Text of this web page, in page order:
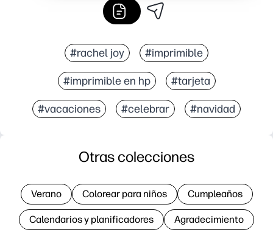
#rachel joy #imprimible
#imprimible en hp #tarjeta
#vacaciones #celebrar #navidad
Otras colecciones
Verano Colorear para niños Cumpleaños
Calendarios y planificadores Agradecimiento